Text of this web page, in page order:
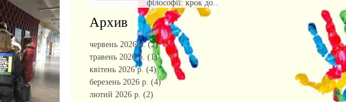
філософії: крок до
осмислення епохи
штучного інтелекту.
Архив
червень 2026 р. (2)2 пости
травень 2026 р. (1)1 пост
квітень 2026 р. (4)4 пости
березень 2026 р. (4)4 пости
лютий 2026 р. (2)